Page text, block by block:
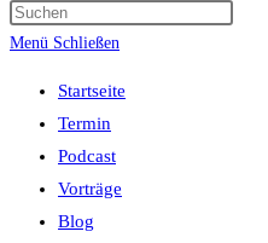
Menü Schließen
Startseite
Termin
Podcast
Vorträge
Blog